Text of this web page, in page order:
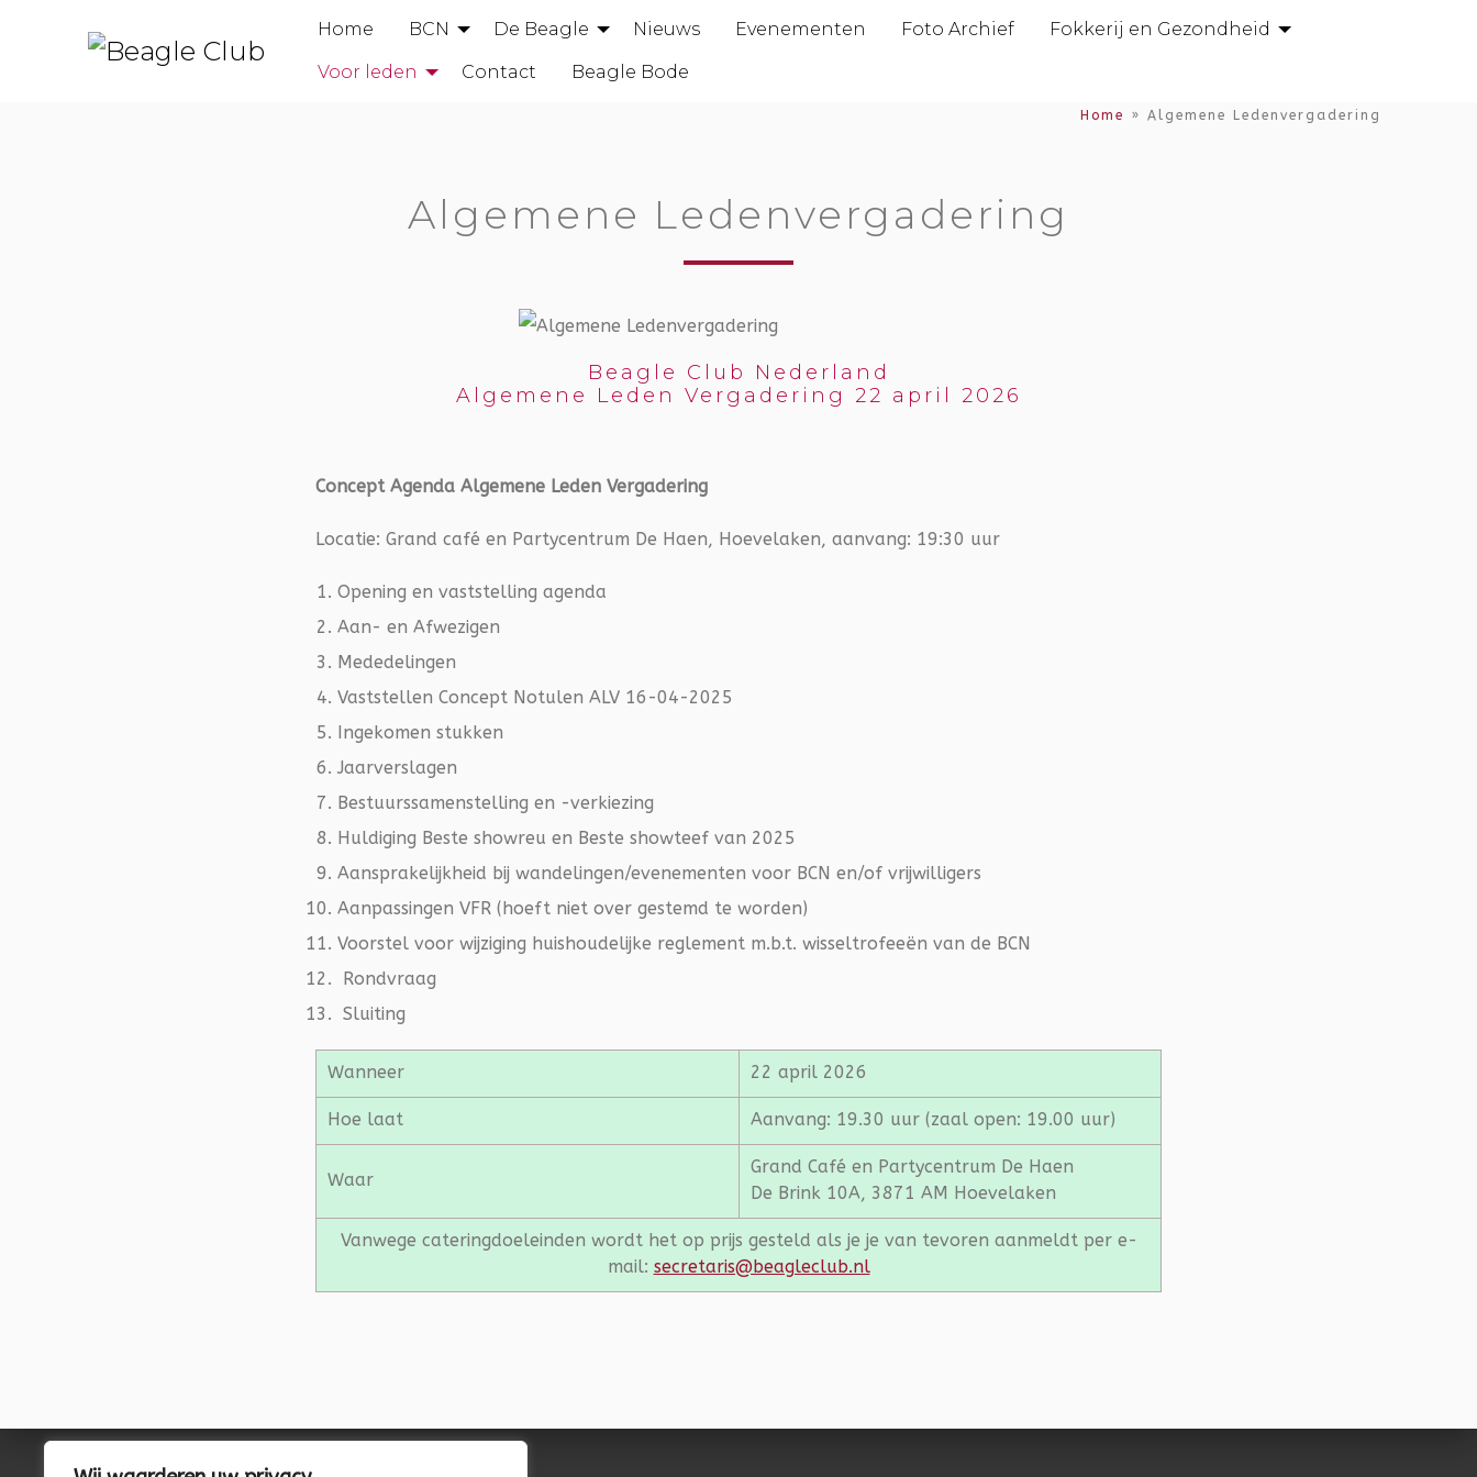
Home BCN De Beagle Nieuws Evenementen Foto Archief Fokkerij en Gezondheid
Voor leden Contact Beagle Bode
Home » Algemene Ledenvergadering
Algemene Ledenvergadering
Beagle Club Nederland
Algemene Leden Vergadering 22 april 2026
Concept Agenda Algemene Leden Vergadering
Locatie: Grand café en Partycentrum De Haen, Hoevelaken, aanvang: 19:30 uur
Opening en vaststelling agenda
Aan- en Afwezigen
Mededelingen
Vaststellen Concept Notulen ALV 16-04-2025
Ingekomen stukken
Jaarverslagen
Bestuurssamenstelling en -verkiezing
Huldiging Beste showreu en Beste showteef van 2025
Aansprakelijkheid bij wandelingen/evenementen voor BCN en/of vrijwilligers
Aanpassingen VFR (hoeft niet over gestemd te worden)
Voorstel voor wijziging huishoudelijke reglement m.b.t. wisseltrofeeën van de BCN
Rondvraag
Sluiting
Wanneer 22 april 2026
Hoe laat Aanvang: 19.30 uur (zaal open: 19.00 uur)
Waar
Grand Café en Partycentrum De Haen
De Brink 10A, 3871 AM Hoevelaken
Vanwege cateringdoeleinden wordt het op prijs gesteld als je je van tevoren aanmeldt per e-
mail: secretaris@beagleclub.nl